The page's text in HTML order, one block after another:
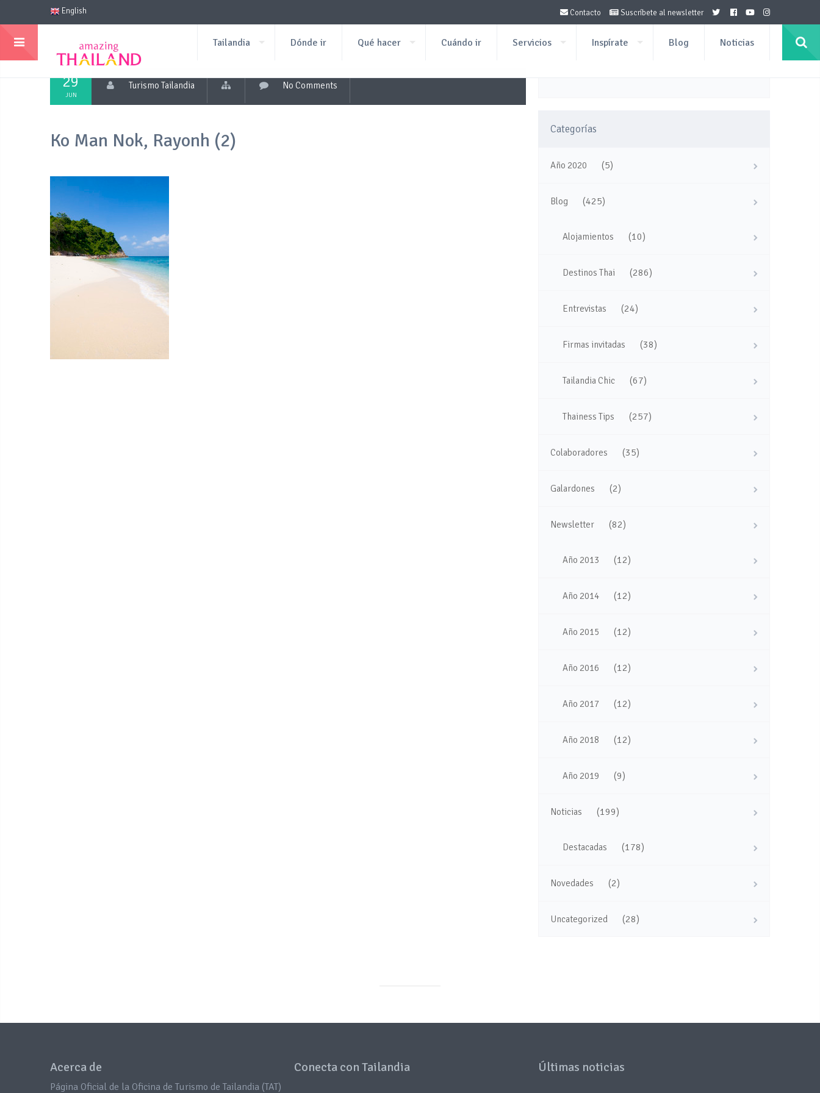
English Contacto Suscríbete al newsletter
Tailandia Dónde ir Qué hacer Cuándo ir Servicios Inspírate Blog Noticias
29
JUN
Turismo Tailandia No Comments
Ko Man Nok, Rayonh (2)
Categorías
Año 2020 (5)
Blog (425)
Alojamientos (10)
Destinos Thai (286)
Entrevistas (24)
Firmas invitadas (38)
Tailandia Chic (67)
Thainess Tips (257)
Colaboradores (35)
Galardones (2)
Newsletter (82)
Año 2013 (12)
Año 2014 (12)
Año 2015 (12)
Año 2016 (12)
Año 2017 (12)
Año 2018 (12)
Año 2019 (9)
Noticias (199)
Destacadas (178)
Novedades (2)
Uncategorized (28)
Acerca de
Página Oficial de la Oficina de Turismo de Tailandia (TAT)
Conecta con Tailandia Últimas noticias